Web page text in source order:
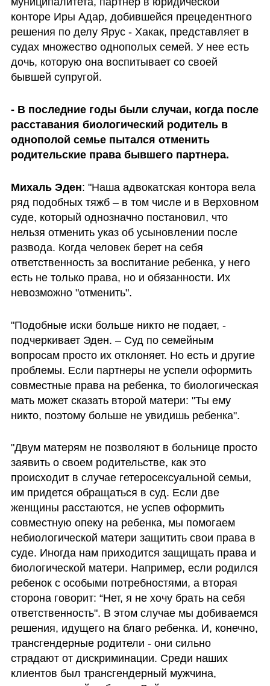
конторе Иры Адар, добившейся прецедентного
решения по делу Ярус - Хакак, представляет в
судах множество однополых семей. У нее есть
дочь, которую она воспитывает со своей
бывшей супругой.
- В последние годы были случаи, когда после
расставания биологический родитель в
однополой семье пытался отменить
родительские права бывшего партнера.
Михаль Эден: "Наша адвокатская контора вела
ряд подобных тяжб – в том числе и в Верховном
суде, который однозначно постановил, что
нельзя отменить указ об усыновлении после
развода. Когда человек берет на себя
ответственность за воспитание ребенка, у него
есть не только права, но и обязанности. Их
невозможно "отменить".
"Подобные иски больше никто не подает, -
подчеркивает Эден. – Суд по семейным
вопросам просто их отклоняет. Но есть и другие
проблемы. Если партнеры не успели оформить
совместные права на ребенка, то биологическая
мать может сказать второй матери: "Ты ему
никто, поэтому больше не увидишь ребенка".
"Двум матерям не позволяют в больнице просто
заявить о своем родительстве, как это
происходит в случае гетеросексуальной семьи,
им придется обращаться в суд. Если две
женщины расстаются, не успев оформить
совместную опеку на ребенка, мы помогаем
небиологической матери защитить свои права в
суде. Иногда нам приходится защищать права и
биологической матери. Например, если родился
ребенок с особыми потребностями, а вторая
сторона говорит: “Нет, я не хочу брать на себя
ответственность". В этом случае мы добиваемся
решения, идущего на благо ребенка. И, конечно,
трансгендерные родители - они сильно
страдают от дискриминации. Среди наших
клиентов был трансгендерный мужчина,